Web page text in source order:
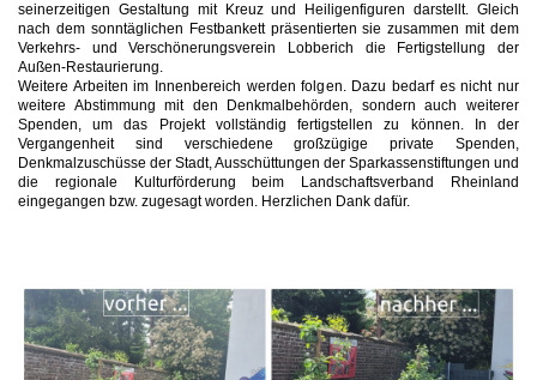
seinerzeitigen Gestaltung mit Kreuz und Heiligenfiguren darstellt. Gleich
nach dem sonntäglichen Festbankett präsentierten sie zusammen mit dem
Verkehrs- und Verschönerungsverein Lobberich die Fertigstellung der
Außen-Restaurierung.
Weitere Arbeiten im Innenbereich werden folgen. Dazu bedarf es nicht nur
weitere Abstimmung mit den Denkmalbehörden, sondern auch weiterer
Spenden, um das Projekt vollständig fertigstellen zu können. In der
Vergangenheit sind verschiedene großzügige private Spenden,
Denkmalzuschüsse der Stadt, Ausschüttungen der Sparkassenstiftungen und
die regionale Kulturförderung beim Landschaftsverband Rheinland
eingegangen bzw. zugesagt worden. Herzlichen Dank dafür.